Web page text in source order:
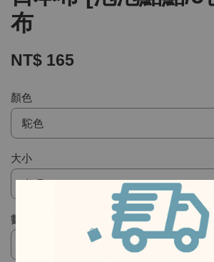
-
布
NT$ 165
顏色
大小
數量